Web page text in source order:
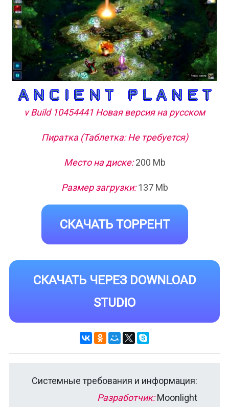
v Build 10454441 Новая версия на русском
Пиратка (Таблетка: Не требуется)
Место на диске:200 Mb
Размер загрузки:137 Mb
СКАЧАТЬ ТОРРЕНТ
СКАЧАТЬ ЧЕРЕЗ DOWNLOAD
STUDIO
Системные требования и информация:
Разработчик:Moonlight